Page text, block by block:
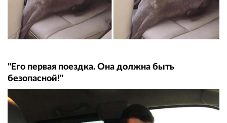
"Его первая поездка. Она должна быть
безопасной!"